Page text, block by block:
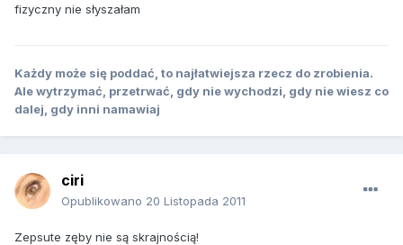
fizyczny nie słyszałam
Każdy może się poddać, to najłatwiejsza rzecz do zrobienia.
Ale wytrzymać, przetrwać, gdy nie wychodzi, gdy nie wiesz co
dalej, gdy inni namawiaj
ciri
Opublikowano 20 Listopada 2011
Zepsute zęby nie są skrajnością!